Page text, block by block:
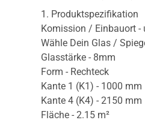
1. Produktspezifikation
Komission / Einbauort -
Wähle Dein Glas /
Glasstärke - 8mm
Form - Rechteck
Kante 1 (K1) - 1000 mm
Kante 4 (K4) - 2150 mm
Fläche - 2.15 m²